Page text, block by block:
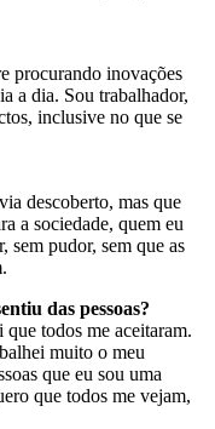
procurando inovações
a dia. Sou trabalhador,
inclusive no que se
descoberto, mas que
a sociedade, quem eu
sem pudor, sem que as
das pessoas?
todos me aceitaram.
muito o meu
que eu sou uma
que todos me vejam,